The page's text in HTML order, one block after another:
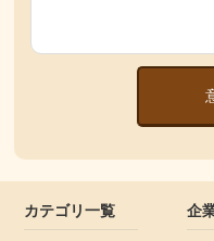
カテゴリ一覧 企